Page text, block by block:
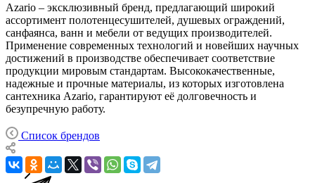
Azario – эксклюзивный бренд, предлагающий широкий
ассортимент полотенцесушителей, душевых ограждений,
санфаянса, ванн и мебели от ведущих производителей.
Применение современных технологий и новейших научных
достижений в производстве обеспечивает соответствие
продукции мировым стандартам. Высококачественные,
надежные и прочные материалы, из которых изготовлена
сантехника Azario, гарантируют её долговечность и
безупречную работу.
Список брендов